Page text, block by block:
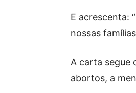
E acrescenta:
nossas
A carta segue
abortos, a